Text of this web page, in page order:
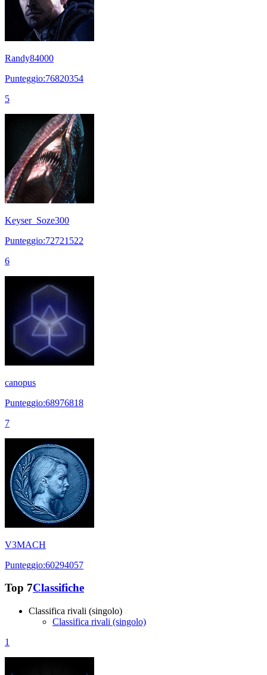
Randy84000
Punteggio:76820354
5
Keyser_Soze300
Punteggio:72721522
6
canopus
Punteggio:68976818
7
V3MACH
Punteggio:60294057
Top 7Classifiche
Classifica rivali (singolo)
Classifica rivali (singolo)
1